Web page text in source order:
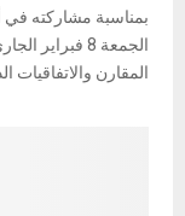
بمناسبة مشاركته في
الجمعة 8
المقارن والاتفاقيات